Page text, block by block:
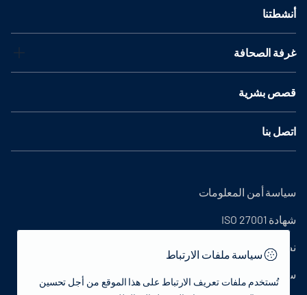
أنشطتنا
غرفة الصحافة
قصص بشرية
اتصل بنا
سياسة أمن المعلومات
شهادة ISO 27001
نص التوضيح
سياسة الخصوصية
سياسة ملفات الارتباط
تُستخدم ملفات تعريف الارتباط على هذا الموقع من أجل تحسين